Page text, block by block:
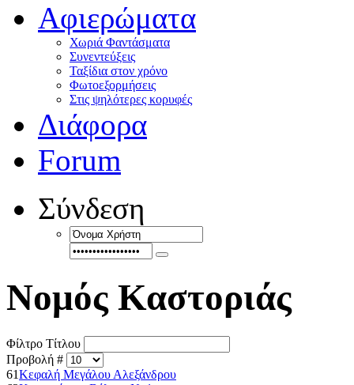
Αφιερώματα
Χωριά Φαντάσματα
Συνεντεύξεις
Ταξίδια στον χρόνο
Φωτοεξορμήσεις
Στις ψηλότερες κορυφές
Διάφορα
Forum
Σύνδεση
Νομός Καστοριάς
Φίλτρο Τίτλου
Προβολή #
61Κεφαλή Μεγάλου Αλεξάνδρου